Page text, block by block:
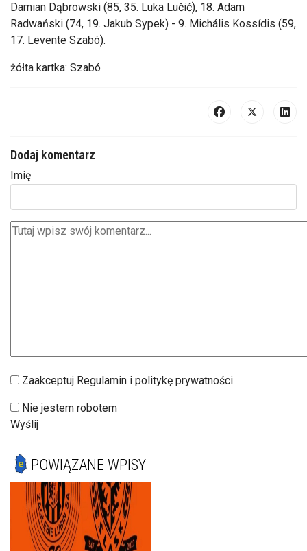
Damian Dąbrowski (85, 35. Luka Lučić), 18. Adam
Radwański (74, 19. Jakub Sypek) - 9. Michális Kossídis (59,
17. Levente Szabó).
żółta kartka: Szabó
Dodaj komentarz
Imię
Zaakceptuj Regulamin i politykę prywatności
Nie jestem robotem
Wyślij
POWIĄZANE WPISY